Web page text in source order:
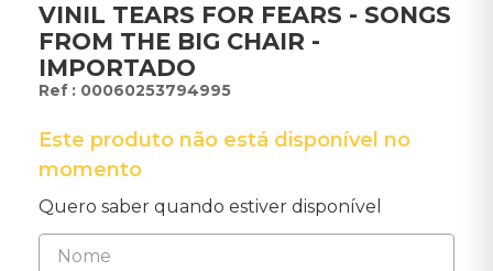
VINIL TEARS FOR FEARS - SONGS
FROM THE BIG CHAIR -
IMPORTADO
: 00060253794995
Este produto não está disponível no
momento
Quero saber quando estiver disponível